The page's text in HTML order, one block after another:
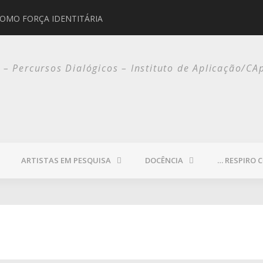
FORÇA IDENTITÁRIA
Percursos Dialógicos – Instituto de Aplicação/
ARTISTAS EM PESQUISA DOCÊNCIA … RESPIRO